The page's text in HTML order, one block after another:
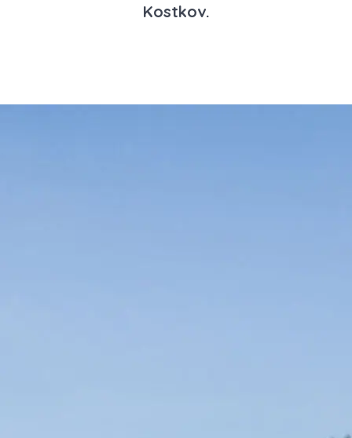
Kostkov.